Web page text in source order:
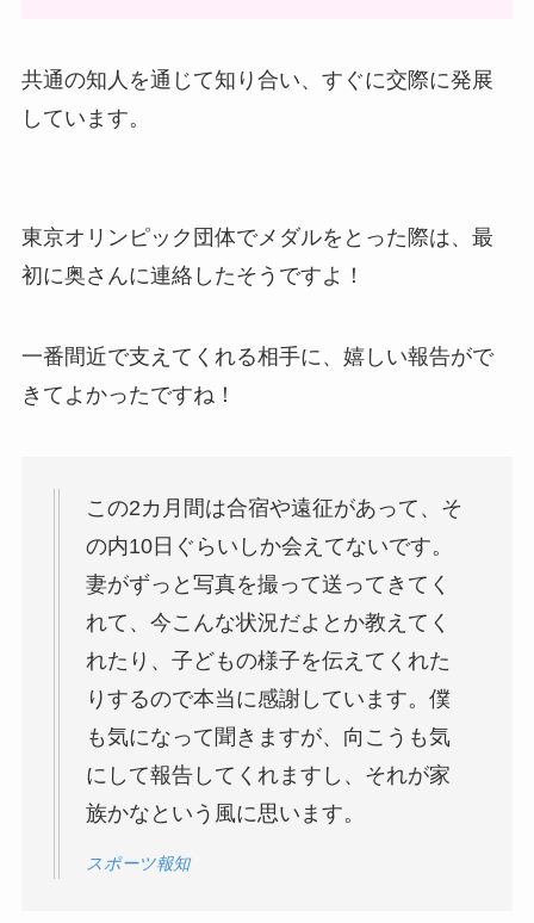
共通の知人を通じて知り合い、すぐに交際に発展
しています。
東京オリンピック団体でメダルをとった際は、最
初に奥さんに連絡したそうですよ！
一番間近で支えてくれる相手に、嬉しい報告がで
きてよかったですね！
この2カ月間は合宿や遠征があって、そ
の内10日ぐらいしか会えてないです。
妻がずっと写真を撮って送ってきてく
れて、今こんな状況だよとか教えてく
れたり、子どもの様子を伝えてくれた
りするので本当に感謝しています。僕
も気になって聞きますが、向こうも気
にして報告してくれますし、それが家
族かなという風に思います。
スポーツ報知